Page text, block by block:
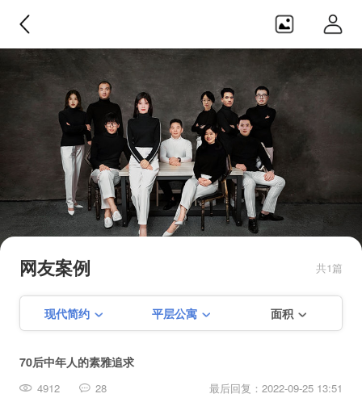
目前在建【仙霞路88号酒吧】 【 建
海中路461弄】【淮海中路1487弄】
【学前街156号】【徐家汇花园】
【淮海路培文公寓】
网友案例 共1篇
现代简约 平层公寓 面积
70后中年人的素雅追求
4912 28 最后回复：2022-09-25 13:51